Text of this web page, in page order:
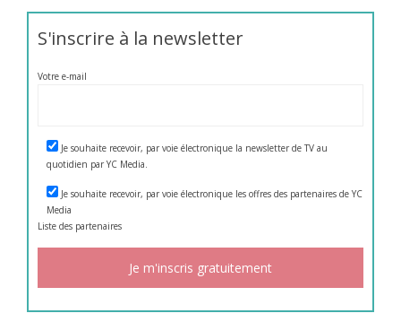
S'inscrire à la newsletter
Votre e-mail
Je souhaite recevoir, par voie électronique la newsletter de TV au
quotidien par YC Media.
Je souhaite recevoir, par voie électronique les offres des partenaires de YC
Media
Liste des partenaires